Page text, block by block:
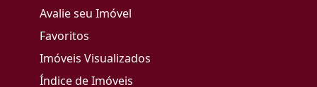
Avalie seu Imóvel
Favoritos
Imóveis Visualizados
Índice de Imóveis